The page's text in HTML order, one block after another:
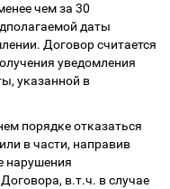
чем за 30
даты
Договор считается
уведомления
указанной в
порядке отказаться
в части, направив
нарушения
в.т.ч. в случае